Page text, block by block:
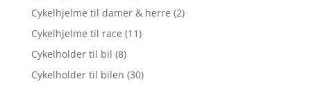
Cykelhjelme til damer & herre (2)
Cykelhjelme til race (11)
Cykelholder til bil (8)
Cykelholder til bilen (30)